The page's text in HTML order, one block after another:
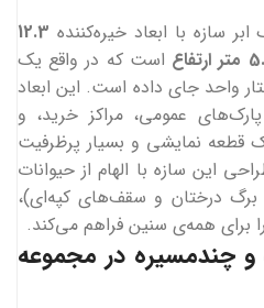
سازه با ابعاد خیره‌کننده 12.3
است که در واقع یک
واحد جای داده است. این ابعاد
عمومی، مراکز خرید، و
قطعه نمایشی و بسیار پرظرفیت
این سازه با الهام از حیوانات
درختان و سقف‌های کپه‌ای)،
برای همه‌ی سنین فراهم می‌کند.
و چندمسیره در مجموعه